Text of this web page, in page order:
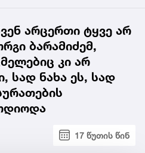
არცერთი ტყვე არ
ბარამიძემ,
კი არ
სად ნახა ეს, სად
17 წუთის წინ